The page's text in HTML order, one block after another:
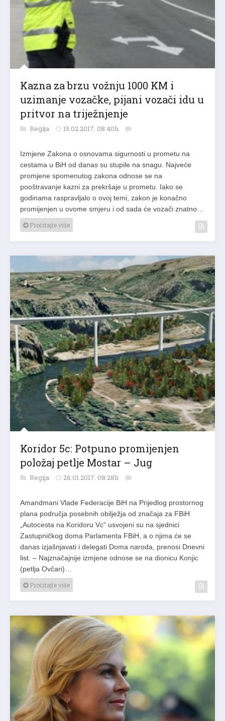
Kazna za brzu vožnju 1000 KM i
uzimanje vozačke, pijani vozači idu u
pritvor na triježnjenje
Regija 15.02.2017. 08:40h
Izmjene Zakona o osnovama sigurnosti u prometu na
cestama u BiH od danas su stupile na snagu. Najveće
promjene spomenutog zakona odnose se na
pooštravanje kazni za prekršaje u prometu. Iako se
godinama raspravljalo o ovoj temi, zakon je konačno
promijenjen u ovome smjeru i od sada će vozači znatno…
Pročitajte više
Koridor 5c: Potpuno promijenjen
položaj petlje Mostar – Jug
Regija 26.01.2017. 08:28h
Amandmani Vlade Federacije BiH na Prijedlog prostornog
plana područja posebnih obilježja od značaja za FBiH
„Autocesta na Koridoru Vc“ usvojeni su na sjednici
Zastupničkog doma Parlamenta FBiH, a o njima će se
danas izjašnjavati i delegati Doma naroda, prenosi Dnevni
list. – Najznačajnije izmjene odnose se na dionicu Konjic
(petlja Ovčari)…
Pročitajte više